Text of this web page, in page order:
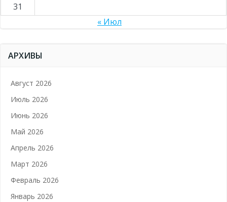
31
« Июл
АРХИВЫ
Август 2026
Июль 2026
Июнь 2026
Май 2026
Апрель 2026
Март 2026
Февраль 2026
Январь 2026